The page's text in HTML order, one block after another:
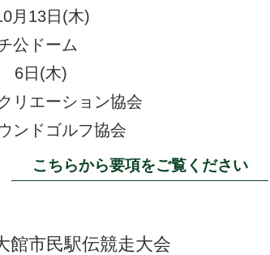
月13日(木)
公ドーム
6日(木)
リエーション協会
ンドゴルフ協会
こちらから要項をご覧ください
館市民駅伝競走大会